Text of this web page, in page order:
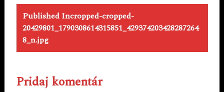
Post
navigation
Published Incropped-cropped-
20429801_1790308614315851_429374203428287264
8_n.jpg
Pridaj komentár